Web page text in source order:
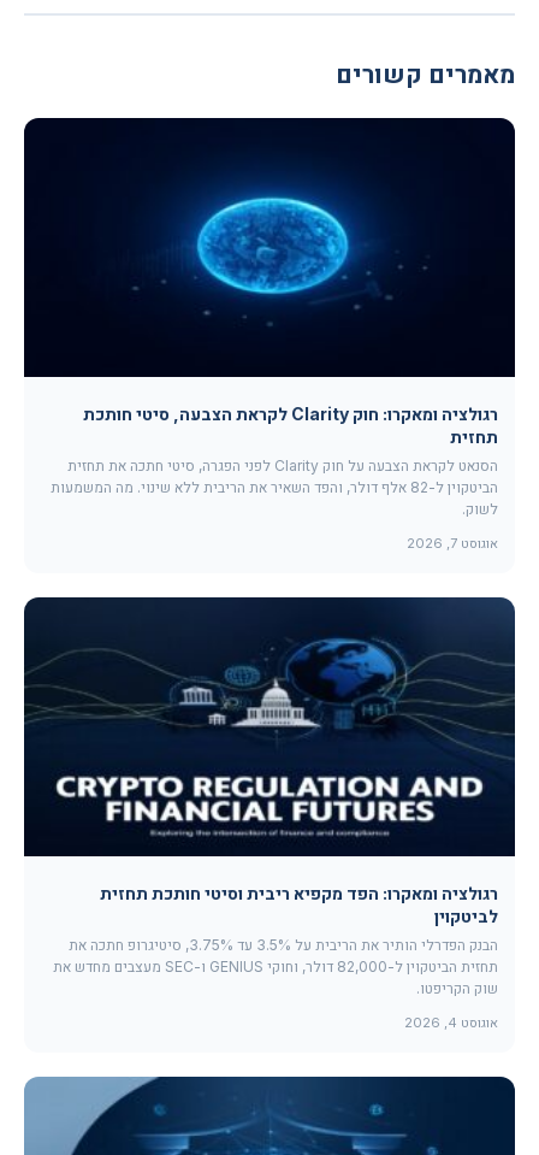
מאמרים קשורים
רגולציה ומאקרו: חוק Clarity לקראת הצבעה, סיטי חותכת
תחזית
הסנאט לקראת הצבעה על חוק Clarity לפני הפגרה, סיטי חתכה את תחזית
הביטקוין ל-82 אלף דולר, והפד השאיר את הריבית ללא שינוי. מה המשמעות
לשוק.
אוגוסט 7, 2026
רגולציה ומאקרו: הפד מקפיא ריבית וסיטי חותכת תחזית
לביטקוין
הבנק הפדרלי הותיר את הריבית על 3.5% עד 3.75%, סיטיגרופ חתכה את
תחזית הביטקוין ל-82,000 דולר, וחוקי GENIUS ו-SEC מעצבים מחדש את
שוק הקריפטו.
אוגוסט 4, 2026